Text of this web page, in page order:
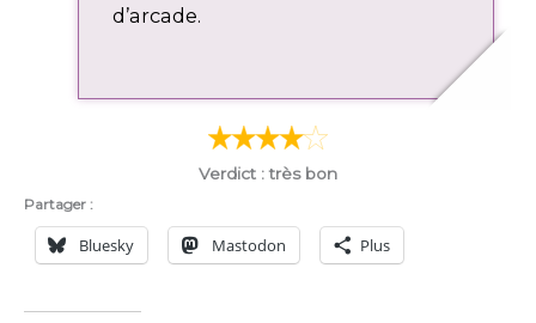
d’arcade.
Verdict : très bon
Partager :
Bluesky Mastodon Plus